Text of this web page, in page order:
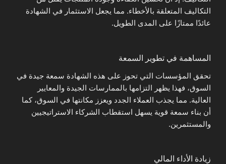
التكاليف المتعلقة بالأخطاء. مما يجعل الاستثمار في الشهادة
عائدًا ممتازًا على المدى الطويل.
المساهمة في تطوير السمعة
تحقق المؤسسات التي تحوز على هذه الشهادة سمعة جيدة في
السوق، فهذا يظهر التزامها بالممارسات الجيدة والمعايير
العالية. مما يجذب العملاء الجدد ويعزز مكانتها في السوق، كما
أن بناء سمعة قوية يسهل استقطاب الشركاء الاستراتيجيين
والمستثمرين.
زيادة الأداء المالي